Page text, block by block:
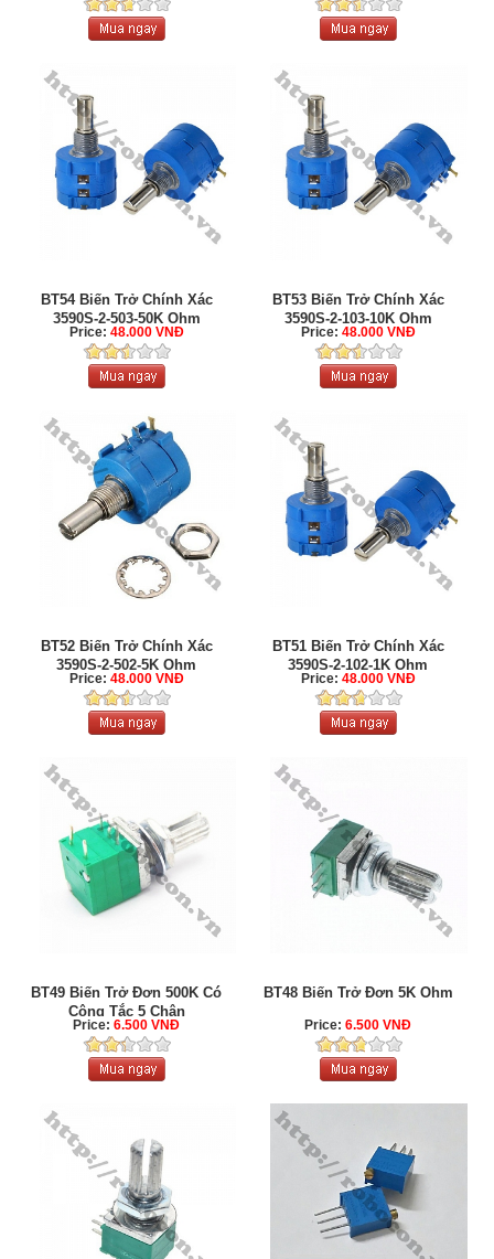
BT54 Biến Trở Chính Xác
3590S-2-503-50K Ohm
Price: 48.000 VNĐ
BT53 Biến Trở Chính Xác
3590S-2-103-10K Ohm
Price: 48.000 VNĐ
BT52 Biến Trở Chính Xác
3590S-2-502-5K Ohm
Price: 48.000 VNĐ
BT51 Biến Trở Chính Xác
3590S-2-102-1K Ohm
Price: 48.000 VNĐ
BT49 Biến Trở Đơn 500K Có
Công Tắc 5 Chân
Price:6.500 VNĐ
BT48 Biến Trở Đơn 5K Ohm
Price:6.500 VNĐ